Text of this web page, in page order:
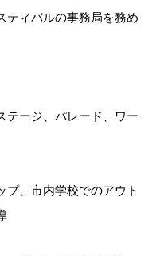
ティバルの事務局を務め
テージ、パレード、ワー
プ、市内学校でのアウト